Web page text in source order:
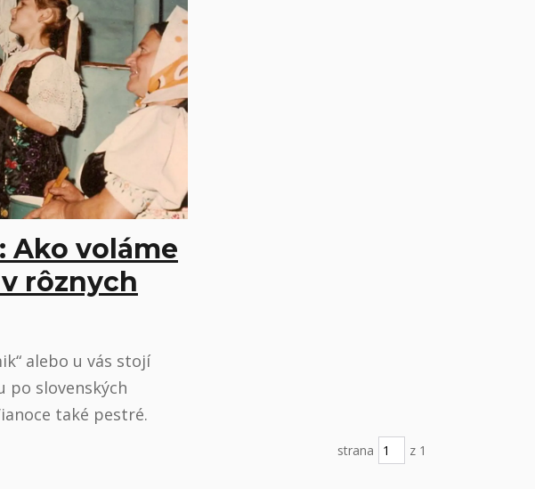
Ako voláme
rôznych
alebo u vás stojí
po slovenských
také pestré.
strana z 1